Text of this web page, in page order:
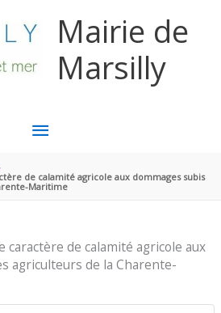
Mairie de
Marsilly
MENU
PRINCIPAL
de calamité agricole aux dommages subis
Maritime
de calamité agricole aux
agriculteurs de la Charente-